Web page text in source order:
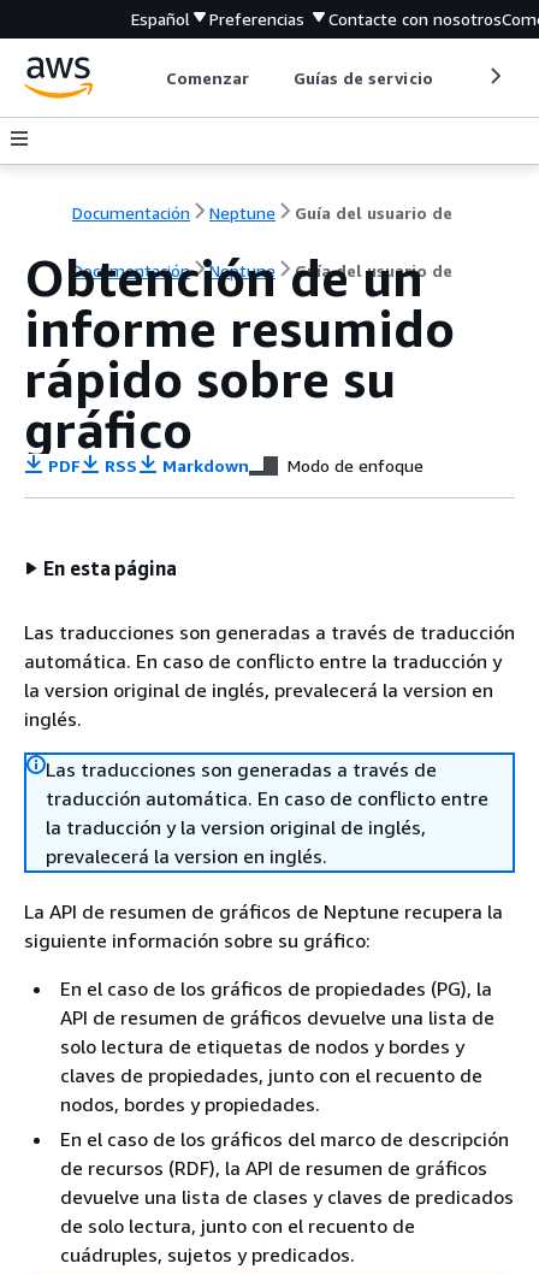
Español Preferencias Contacte con nosotros
Comenzar Guías de servicio
Documentación Neptune Guía del usuario de
Documentación Neptune Guía del usuario de
Obtención de un
informe resumido
rápido sobre su
gráfico
PDF RSS Markdown Modo de enfoque
En esta página
Las traducciones son generadas a través de traducción
automática. En caso de conflicto entre la traducción y
la version original de inglés, prevalecerá la version en
inglés.
Las traducciones son generadas a través de
traducción automática. En caso de conflicto entre
la traducción y la version original de inglés,
prevalecerá la version en inglés.
La API de resumen de gráficos de Neptune recupera la
siguiente información sobre su gráfico:
En el caso de los gráficos de propiedades (PG), la
API de resumen de gráficos devuelve una lista de
solo lectura de etiquetas de nodos y bordes y
claves de propiedades, junto con el recuento de
nodos, bordes y propiedades.
En el caso de los gráficos del marco de descripción
de recursos (RDF), la API de resumen de gráficos
devuelve una lista de clases y claves de predicados
de solo lectura, junto con el recuento de
cuádruples, sujetos y predicados.